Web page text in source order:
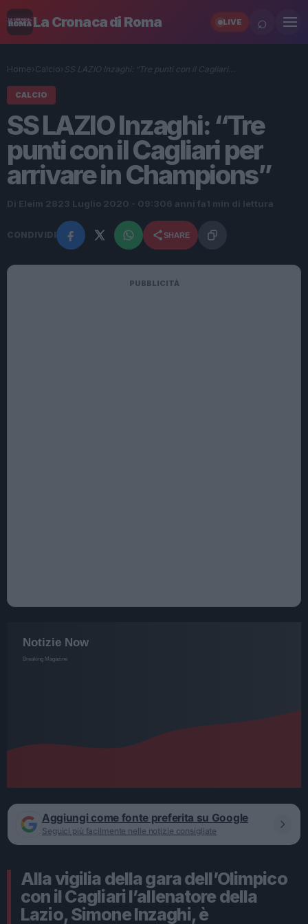
La Cronaca di Roma LIVE ⌕
Home› Calcio› SS LAZIO Inzaghi: “Tre punti con il Cagliari…
CALCIO
SS LAZIO Inzaghi: “Tre
punti con il Cagliari per
arrivare in Champions”
Di Eleim 2823 Luglio 2020 - 09:306 anni fa 1 min di lettura
CONDIVIDI SHARE
PUBBLICITÀ
Aggiungi come fonte preferita su Google
Seguici più facilmente nelle notizie consigliate
Alla vigilia della gara dell’Olimpico
con il Cagliari l’allenatore della
Lazio, Simone Inzaghi, è